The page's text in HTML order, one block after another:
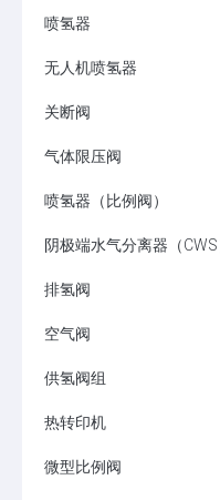
喷氢器
无人机喷氢器
关断阀
气体限压阀
喷氢器（比例阀）
阴极端水气分离器（CWS
排氢阀
空气阀
供氢阀组
热转印机
微型比例阀